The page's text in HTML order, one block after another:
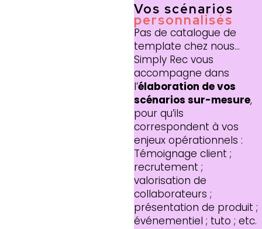
Vos scénarios
personnalisés
Pas de catalogue de
template chez nous…
Simply Rec vous
accompagne dans
l’élaboration de vos
scénarios sur-mesure,
pour qu’ils
correspondent à vos
enjeux opérationnels :
Témoignage client ;
recrutement ;
valorisation de
collaborateurs ;
présentation de produit ;
événementiel ; tuto ; etc.